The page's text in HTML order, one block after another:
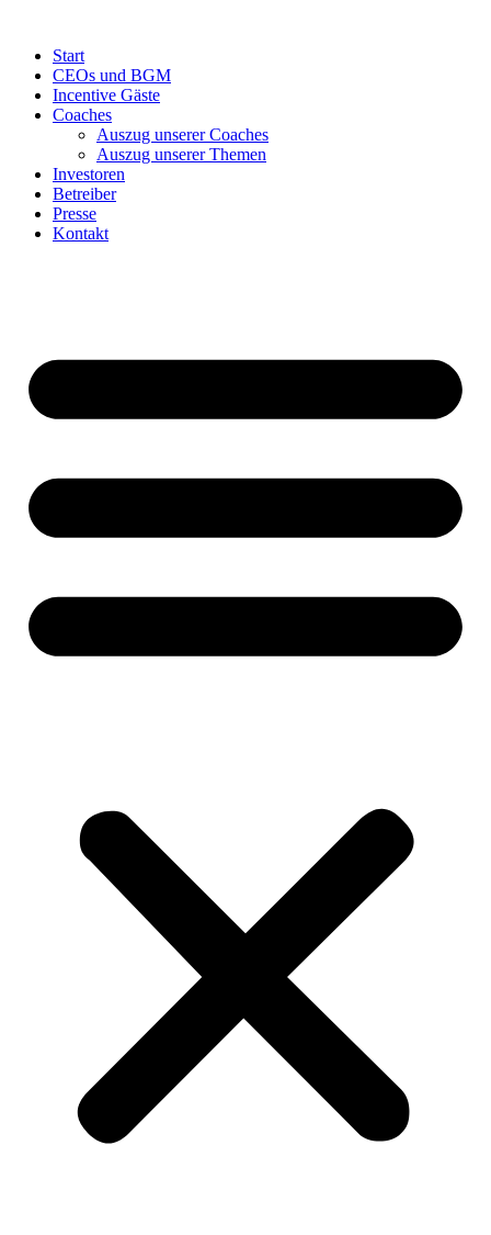
Start
CEOs und BGM
Incentive Gäste
Coaches
Auszug unserer Coaches
Auszug unserer Themen
Investoren
Betreiber
Presse
Kontakt